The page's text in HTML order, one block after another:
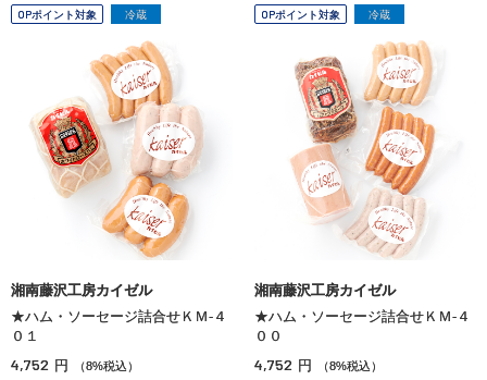
OPポイント対象 冷蔵
湘南藤沢工房カイゼル
★ハム・ソーセージ詰合せＫＭ‐４
０１
4,752 円 （8%税込）
OPポイント対象 冷蔵
湘南藤沢工房カイゼル
★ハム・ソーセージ詰合せＫＭ‐４
００
4,752 円 （8%税込）